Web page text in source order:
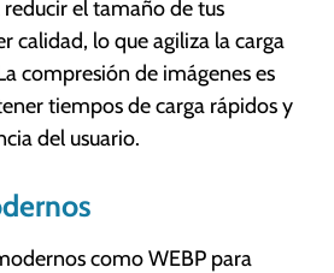
el tamaño de tus
calidad, lo que agiliza la carga
compresión de imágenes es
tiempos de carga rápidos y
del usuario.
como WEBP para